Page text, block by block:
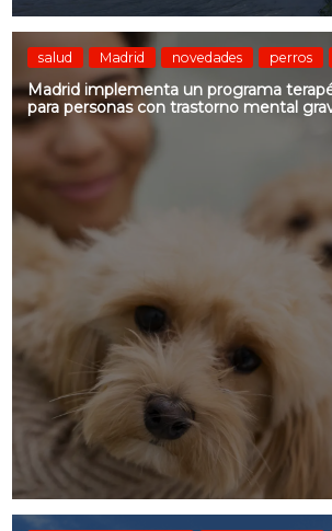
salud Madrid novedades perros
Madrid implementa un programa
para personas con trastorno mental